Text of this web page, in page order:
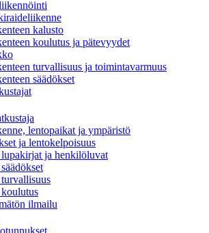
kalusto
koulutus ja pätevyydet
turvallisuus ja toimintavarmuus
säädökset
lentopaikat ja ympäristö
ja lentokelpoisuus
ja henkilöluvat
ilmailu